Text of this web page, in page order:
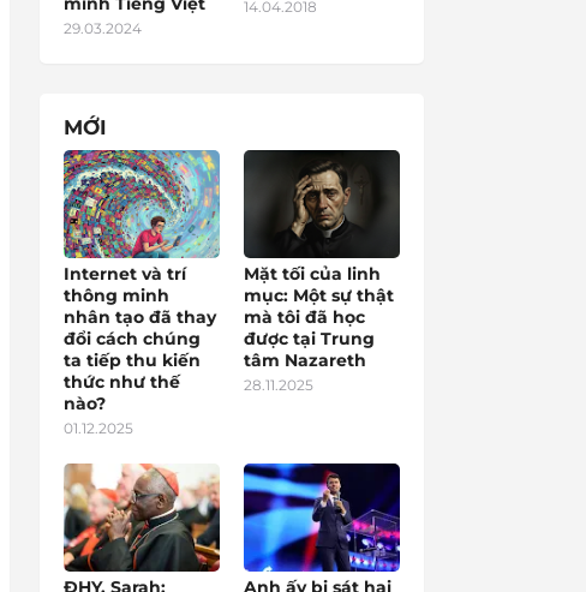
29.03.2024
14.04.2018
MỚI
Internet và trí
thông minh
nhân tạo đã thay
đổi cách chúng
ta tiếp thu kiến
thức như thế
nào?
01.12.2025
Mặt tối của linh
mục: Một sự thật
mà tôi đã học
được tại Trung
tâm Nazareth
28.11.2025
ĐHY. Sarah:
Anh ấy bị sát hại